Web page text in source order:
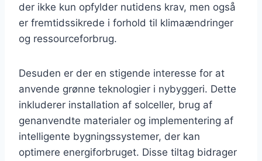
der ikke kun opfylder nutidens krav, men også
er fremtidssikrede i forhold til klimaændringer
og ressourceforbrug.
Desuden er der en stigende interesse for at
anvende grønne teknologier i nybyggeri. Dette
inkluderer installation af solceller, brug af
genanvendte materialer og implementering af
intelligente bygningssystemer, der kan
optimere energiforbruget. Disse tiltag bidrager